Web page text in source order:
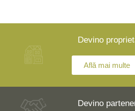
Devino
Află mai multe
Devino